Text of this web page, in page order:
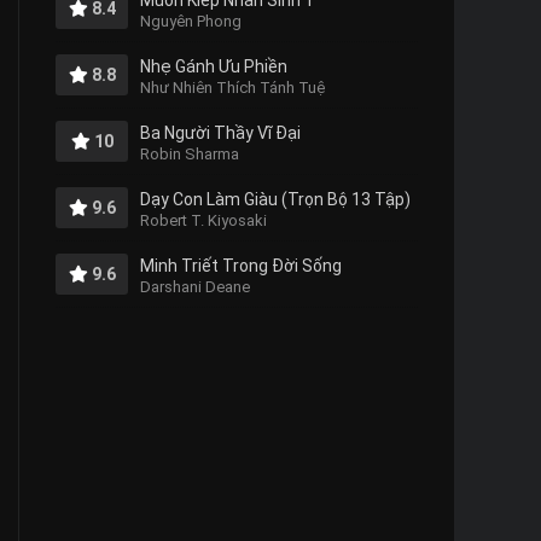
8.4
Nguyên Phong
8.8 Nhẹ Gánh Ưu Phiền
Như Nhiên Thích Tánh Tuệ
10 Ba Người Thầy Vĩ Đại
Robin Sharma
9.6 Dạy Con Làm Giàu (Trọn Bộ 13 Tập)
Robert T. Kiyosaki
9.6 Minh Triết Trong Đời Sống
Darshani Deane